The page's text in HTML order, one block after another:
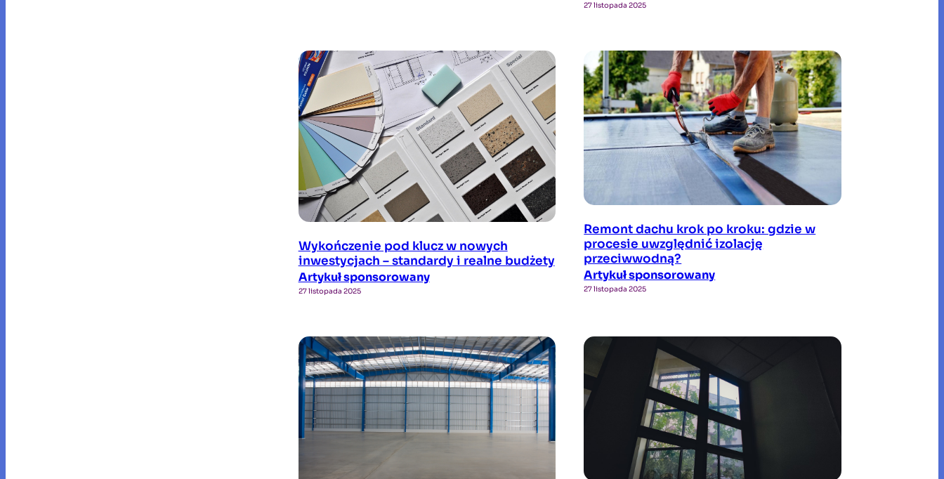
27 listopada 2025
Wykończenie pod klucz w nowych
inwestycjach – standardy i realne budżety
Artykuł sponsorowany
27 listopada 2025
Remont dachu krok po kroku: gdzie w
procesie uwzględnić izolację
przeciwwodną?
Artykuł sponsorowany
27 listopada 2025